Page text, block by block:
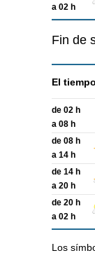
a 02 h
Fin de
El
de 02 h
a 08 h
de 08 h
a 14 h
de 14 h
a 20 h
de 20 h
a 02 h
Los